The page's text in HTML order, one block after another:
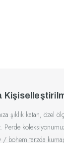
şıklık katan,
bohem tarzda